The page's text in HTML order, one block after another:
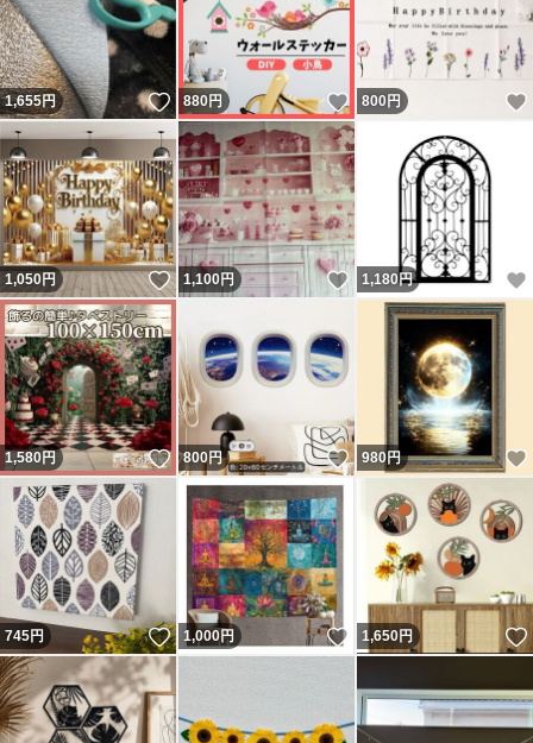
1,655円 いいね！
880円 いいね！
800 円
1,050円 いいね！
1,100円 いいね！
1,180円
1,580円 いいね！
800円 いいね！
980円
745円 いいね！
1,000円 いいね！
1,650円